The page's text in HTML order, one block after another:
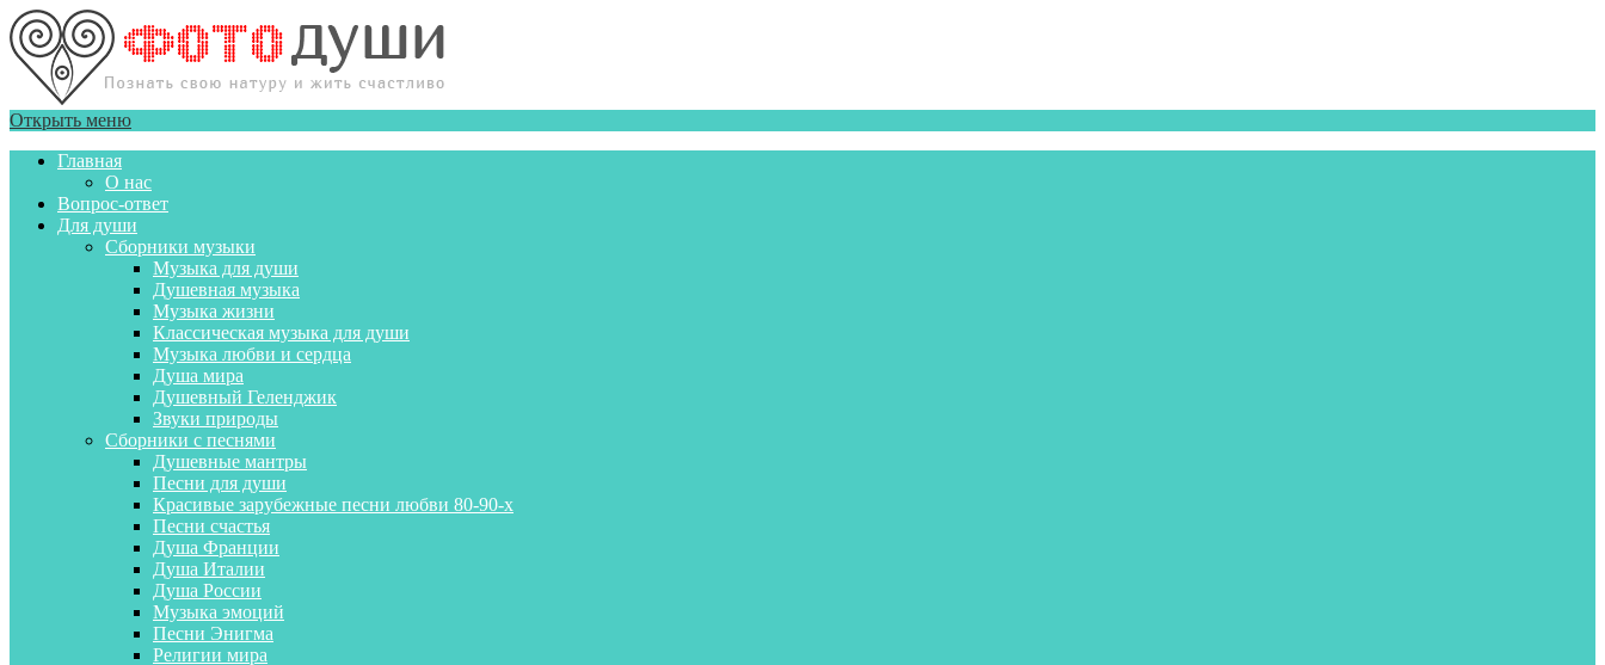
Открыть меню
Главная
О нас
Вопрос-ответ
Для души
Сборники музыки
Музыка для души
Душевная музыка
Музыка жизни
Классическая музыка для души
Музыка любви и сердца
Душа мира
Душевный Геленджик
Звуки природы
Сборники с песнями
Душевные мантры
Песни для души
Красивые зарубежные песни любви 80-90-х
Песни счастья
Душа Франции
Душа Италии
Душа России
Музыка эмоций
Песни Энигма
Религии мира